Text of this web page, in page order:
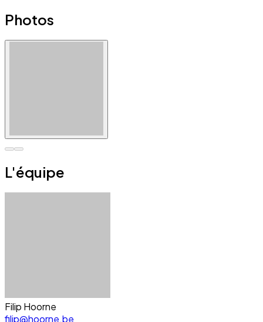
Photos
L'équipe
Filip Hoorne
filip@hoorne.be